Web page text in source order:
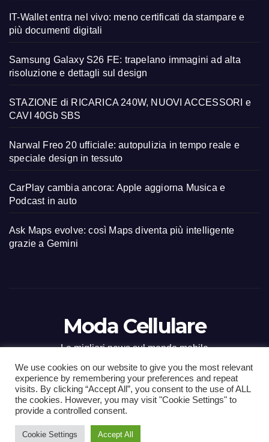
IT-Wallet entra nel vivo: meno certificati da stampare e
più documenti digitali
Samsung Galaxy S26 FE: trapelano immagini ad alta
risoluzione e dettagli sul design
STAZIONE di RICARICA 240W, NUOVI ACCESSORI e
CAVI 40Gb SBS
Narwal Freo 20 ufficiale: autopulizia in tempo reale e
speciale design in tessuto
CarPlay cambia ancora: Apple aggiorna Musica e
Podcast in auto
Ask Maps evolve: così Maps diventa più intelligente
grazie a Gemini
Moda Cellulare
Le migliori news sul mondo mobile
Proudly powered by WordPress| Tema: Newsup diThemeansar
Home ContactCONTATTI
We use cookies on our website to give you the most relevant
experience by remembering your preferences and repeat
visits. By clicking “Accept All”, you consent to the use of ALL
the cookies. However, you may visit "Cookie Settings" to
provide a controlled consent.
Cookie Settings Accept All